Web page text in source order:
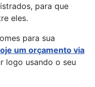
para que
eles.
para sua
um orçamento via
logo usando o seu